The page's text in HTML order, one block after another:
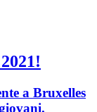
a Bruxelles